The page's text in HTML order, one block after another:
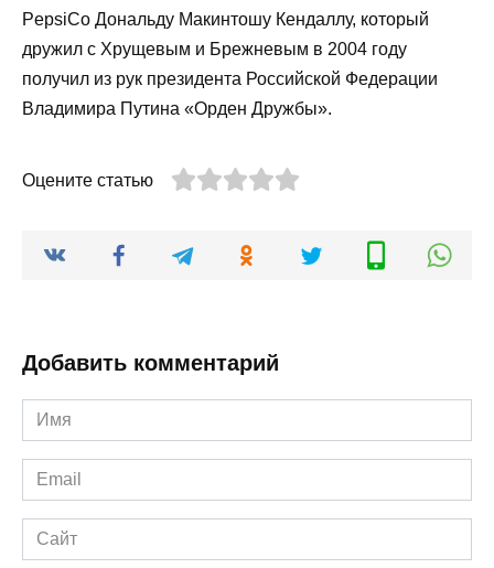
PepsiCo Дональду Макинтошу Кендаллу, который
дружил с Хрущевым и Брежневым в 2004 году
получил из рук президента Российской Федерации
Владимира Путина «Орден Дружбы».
Оцените статью
Добавить комментарий
Имя
*
Email
*
Сайт